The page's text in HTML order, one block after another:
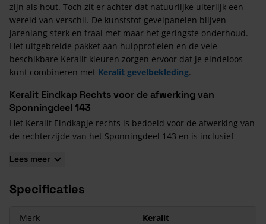
zijn als hout. Toch zit er achter dat natuurlijke uiterlijk een
wereld van verschil. De kunststof gevelpanelen blijven
jarenlang sterk en fraai met maar het geringste onderhoud.
Het uitgebreide pakket aan hulpprofielen en de vele
beschikbare Keralit kleuren zorgen ervoor dat je eindeloos
kunt combineren met Keralit gevelbekleding.
Keralit Eindkap Rechts voor de afwerking van
Sponningdeel 143
Het Keralit Eindkapje rechts is bedoeld voor de afwerking van
de rechterzijde van het Sponningdeel 143 en is inclusief
De toepassing van Keralit gevelpanelen en dakrandpanelen
Het materiaal is onderhoudsarm
Lees meer
Specificaties
Merk
Keralit